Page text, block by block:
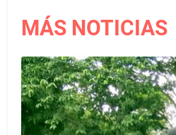
MÁS NOTICIAS